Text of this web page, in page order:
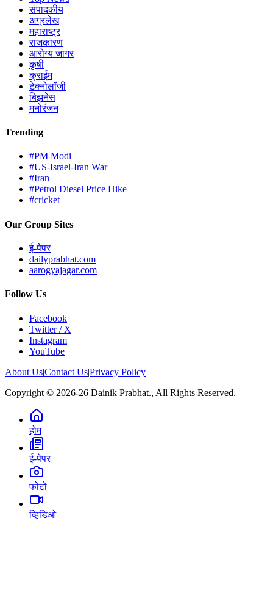
संपादकीय
अग्रलेख
महाराष्ट्र
राजकारण
आरोग्य जागर
कृषी
क्राईम
टेक्नोलॉजी
बिझनेस
मनोरंजन
Trending
#PM Modi
#US-Israel-Iran War
#Iran
#Petrol Diesel Price Hike
#cricket
Our Group Sites
ई-पेपर
dailyprabhat.com
aarogyajagar.com
Follow Us
Facebook
Twitter / X
Instagram
YouTube
About Us|Contact Us|Privacy Policy
Copyright © 2026-26 Dainik Prabhat., All Rights Reserved.
होम
ई-पेपर
फोटो
व्हिडिओ